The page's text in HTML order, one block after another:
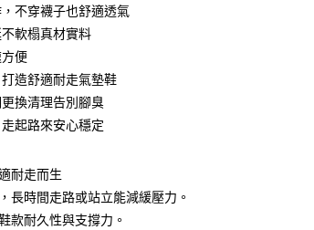
第一商業銀行
彰化商業銀行
台中商業銀行
華泰商業銀行
遠東國際商業銀行
中國信託商業銀行
不穿襪子也舒適透氣
軟榻真材實料
便
造舒適耐走氣墊鞋
換清理告別腳臭
起路來安心穩定
耐走而生
長時間走路或站立能減緩壓力。
款耐久性與支撐力。